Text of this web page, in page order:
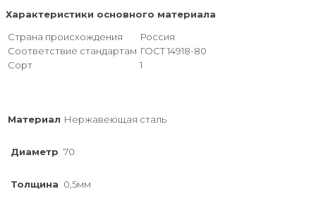
Характеристики основного материала
Страна происхождения
Россия
Соответствие стандартам ГОСТ 14918-80
Сорт
1
Материал Нержавеющая сталь
Диаметр 70
Толщина 0,5мм